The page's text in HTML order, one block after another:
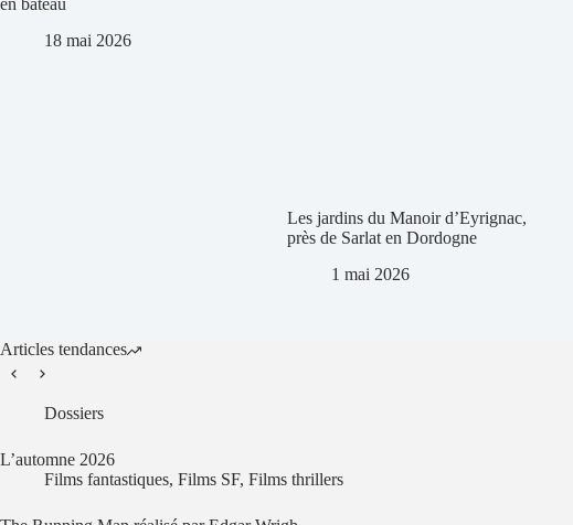
18 mai 2026
Les jardins du Manoir d’Eyrignac,
près de Sarlat en Dordogne
1 mai 2026
Articles tendances
Dossiers
L’automne 2026
Films fantastiques, Films SF, Films thrillers